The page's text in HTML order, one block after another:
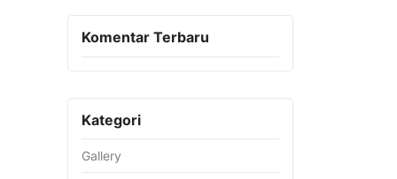
Komentar Terbaru
Kategori
Gallery